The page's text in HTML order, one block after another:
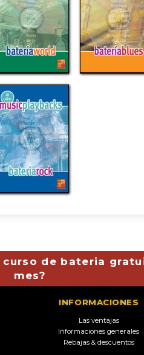
curso de bateria
mes?
INFORMACIONES
Las ventajas
Informaciones generales
Rebajas & descuentos